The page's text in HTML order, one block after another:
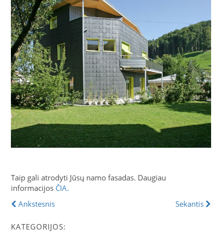
Taip gali atrodyti Jūsų namo fasadas. Daugiau
informacijos ČIA.
Ankstesnis
Sekantis
KATEGORIJOS: